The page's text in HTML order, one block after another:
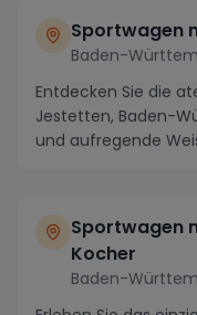
Sportwagen
Baden-
Entdecken Sie die
Jestetten, Baden-
und aufregende
Sportwagen
Kocher
Baden-